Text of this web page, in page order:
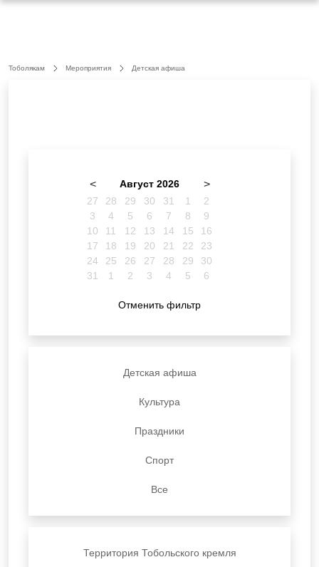
Тоболякам Мероприятия Детская афиша
< Август 2026 >
27 28 29 30 31 1
2
3
4 5 6 7 8
9
10
11 12 13 14 15
16
17
18 19 20 21 22
23
24
25 26 27 28 29
30
31
1 2 3 4 5 6
Отменить фильтр
Детская афиша
Культура
Праздники
Спорт
Все
Территория Тобольского кремля